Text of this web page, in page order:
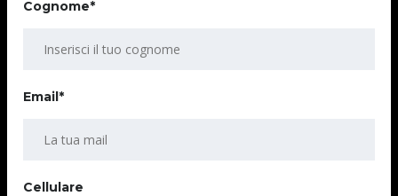
Cognome*
Email*
Cellulare